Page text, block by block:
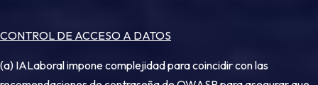
CONTROL DE ACCESO A DATOS
(a) IALaboral impone complejidad para coincidir con las